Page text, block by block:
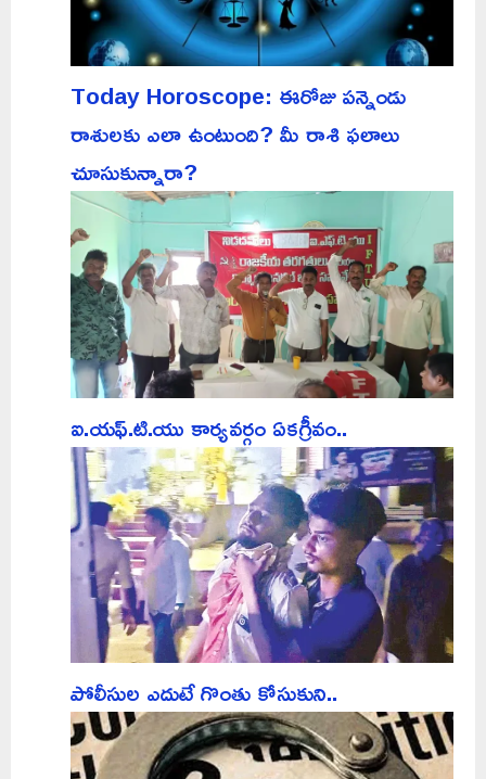
Today Horoscope: ఈరోజు పన్నెండు
రాశులకు ఎలా ఉంటుంది? మీ రాశి ఫలాలు
చూసుకున్నారా?
ఐ.యఫ్.టి.యు కార్యవర్గం ఏకగ్రీవం..
పోలీసుల ఎదుటే గొంతు కోసుకుని..